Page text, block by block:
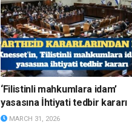
‘Filistinli mahkumlara idam’
yasasına İhtiyati tedbir kararı
MARCH 31, 2026